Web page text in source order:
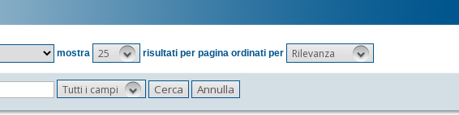
mostra
25 risultati per pagina ordinati per Rilevanza
Tutti i campi